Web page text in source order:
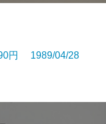
円 1989/04/28